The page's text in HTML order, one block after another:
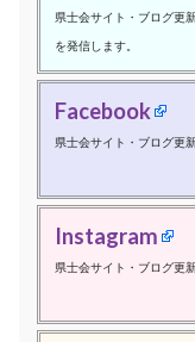
県士会サイト・ブログ更
を発信します。
Facebook
県士会サイト・ブログ更
Instagram
県士会サイト・ブログ更